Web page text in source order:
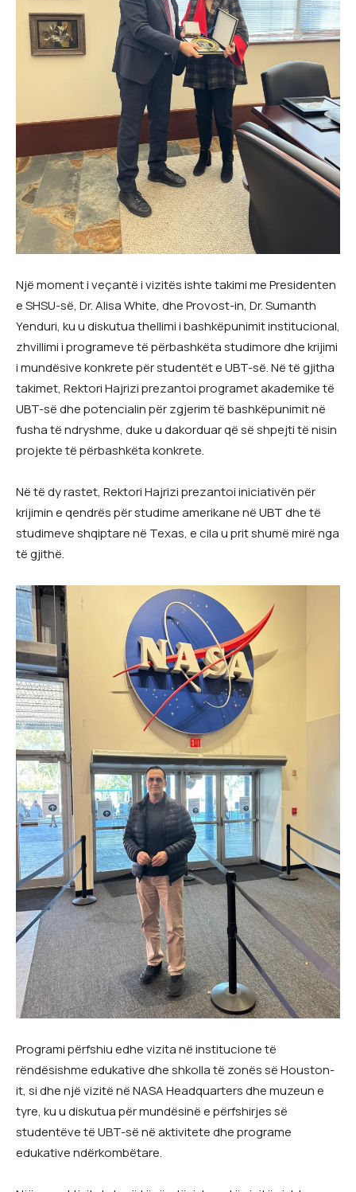
Një moment i veçantë i vizitës ishte takimi me Presidenten
e SHSU-së, Dr. Alisa White, dhe Provost-in, Dr. Sumanth
Yenduri, ku u diskutua thellimi i bashkëpunimit institucional,
zhvillimi i programeve të përbashkëta studimore dhe krijimi
i mundësive konkrete për studentët e UBT-së. Në të gjitha
takimet, Rektori Hajrizi prezantoi programet akademike të
UBT-së dhe potencialin për zgjerim të bashkëpunimit në
fusha të ndryshme, duke u dakorduar që së shpejti të nisin
projekte të përbashkëta konkrete.
Në të dy rastet, Rektori Hajrizi prezantoi iniciativën për
krijimin e qendrës për studime amerikane në UBT dhe të
studimeve shqiptare në Texas, e cila u prit shumë mirë nga
të gjithë.
Programi përfshiu edhe vizita në institucione të
rëndësishme edukative dhe shkolla të zonës së Houston-
it, si dhe një vizitë në NASA Headquarters dhe muzeun e
tyre, ku u diskutua për mundësinë e përfshirjes së
studentëve të UBT-së në aktivitete dhe programe
edukative ndërkombëtare.